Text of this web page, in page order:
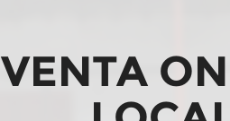
VENTA